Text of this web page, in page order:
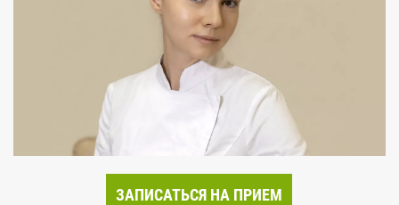
ЗАПИСАТЬСЯ НА ПРИЕМ